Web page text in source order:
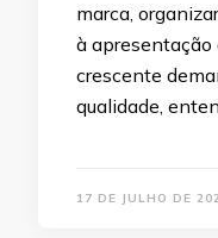
marca,
à apresentação
crescente
qualidade,
17 DE JULHO DE